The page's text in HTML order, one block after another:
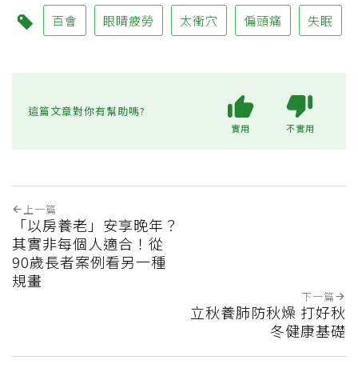
百會 眼睛疲勞 太衝穴 偏頭痛 失眠
這篇文章對你有幫助嗎?
實用 不實用
上一篇
「以房養老」安享晚年？
其實非每個人適合！從
90歲長者案例看另一種
規畫
下一篇
立秋養肺防秋燥 打好秋
冬健康基礎